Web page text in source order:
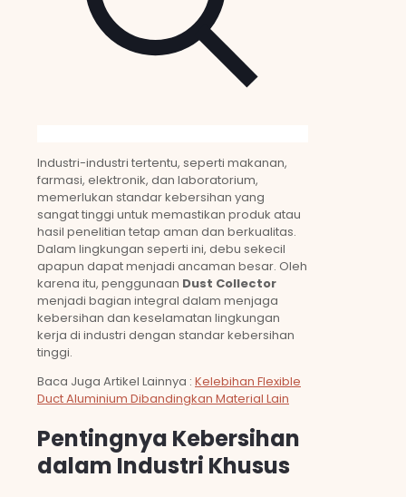
Industri-industri tertentu, seperti makanan,
farmasi, elektronik, dan laboratorium,
memerlukan standar kebersihan yang
sangat tinggi untuk memastikan produk atau
hasil penelitian tetap aman dan berkualitas.
Dalam lingkungan seperti ini, debu sekecil
apapun dapat menjadi ancaman besar. Oleh
karena itu, penggunaan Dust Collector
menjadi bagian integral dalam menjaga
kebersihan dan keselamatan lingkungan
kerja di industri dengan standar kebersihan
tinggi.
Baca Juga Artikel Lainnya : Kelebihan Flexible
Duct Aluminium Dibandingkan Material Lain
Pentingnya Kebersihan
dalam Industri Khusus